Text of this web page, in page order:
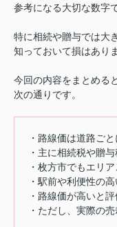
参考になる大切な数字
特に相続や贈与では大
知っておいて損はあり
今回の内容をまとめると
次の通りです。
・路線価は道路ご
・主に相続税や贈
・枚方市でもエリ
・駅前や利便性の
・路線価が高いと
・ただし、実際の